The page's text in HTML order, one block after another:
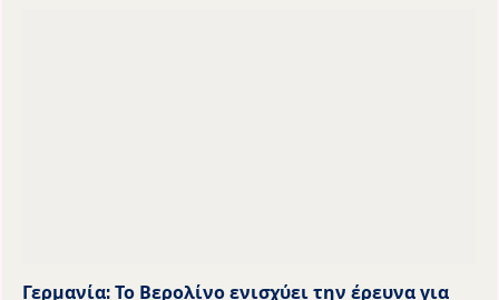
Γερμανία: Το Βερολίνο ενισχύει την έρευνα για